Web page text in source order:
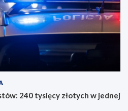
240 tysięcy złotych w jednej